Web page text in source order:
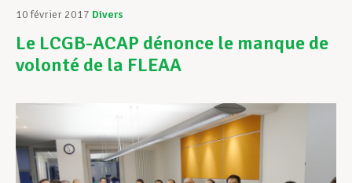
Vos droits
Assistance en vie privée
Développement professionnel
10 février 2017 Divers
Le LCGB-ACAP dénonce le manque de
volonté de la FLEAA